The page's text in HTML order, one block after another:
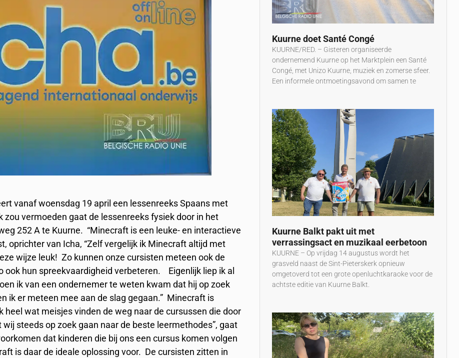
vanaf woensdag 19 april een lessenreeks Spaans met
vermoeden gaat de lessenreeks fysiek door in het
252 A te Kuurne. “Minecraft is een leuke- en interactieve
oprichter van Icha, “Zelf vergelijk ik Minecraft altijd met
wijze leuk! Zo kunnen onze cursisten meteen ook de
ook hun spreekvaardigheid verbeteren. Eigenlijk liep ik al
ik van een ondernemer te weten kwam dat hij op zoek
ik er meteen mee aan de slag gegaan.” Minecraft is
wat meisjes vinden de weg naar de cursussen die door
steeds op zoek gaan naar de beste leermethodes”, gaat
dat kinderen die bij ons een cursus komen volgen
is daar de ideale oplossing voor. De cursisten zitten in
Kuurne doet Santé Congé
KUURNE/RED. – Gisteren organiseerde
ondernemend Kuurne op het Marktplein een Santé
Congé, met Unizo Kuurne, muziek en zomerse sfeer.
Een informele ontmoetingsavond om samen te
Kuurne Balkt pakt uit met
verrassingsact en muzikaal eerbetoon
KUURNE – Op vrijdag 14 augustus wordt het
grasveld naast de Sint-Pieterskerk opnieuw
omgetoverd tot een grote openluchtkaraoke voor de
achtste editie van Kuurne Balkt.